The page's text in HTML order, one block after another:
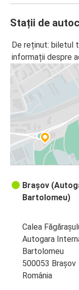
Stații de
De reținut: biletul
informații despre
Brașov
Bartolomeu)
Calea
Autogara
Bartolomeu
500053 Brașov
România